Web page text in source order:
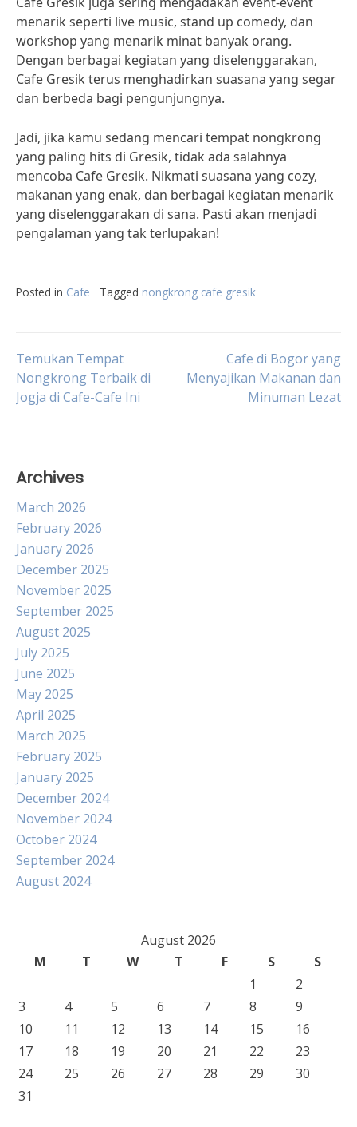
menarik seperti live music, stand up comedy, dan
workshop yang menarik minat banyak orang.
Dengan berbagai kegiatan yang diselenggarakan,
Cafe Gresik terus menghadirkan suasana yang segar
dan berbeda bagi pengunjungnya.
Jadi, jika kamu sedang mencari tempat nongkrong
yang paling hits di Gresik, tidak ada salahnya
mencoba Cafe Gresik. Nikmati suasana yang cozy,
makanan yang enak, dan berbagai kegiatan menarik
yang diselenggarakan di sana. Pasti akan menjadi
pengalaman yang tak terlupakan!
Posted in Cafe Tagged nongkrong cafe gresik
Post
navigation
Temukan Tempat
Nongkrong Terbaik di
Jogja di Cafe-Cafe Ini
Cafe di Bogor yang
Menyajikan Makanan dan
Minuman Lezat
Archives
March 2026
February 2026
January 2026
December 2025
November 2025
September 2025
August 2025
July 2025
June 2025
May 2025
April 2025
March 2025
February 2025
January 2025
December 2024
November 2024
October 2024
September 2024
August 2024
August 2026
M
T W T F S
S
1
2
3
4 5 6 7 8
9
10
11 12 13 14 15
16
17
18 19 20 21 22
23
24
25 26 27 28 29
30
31